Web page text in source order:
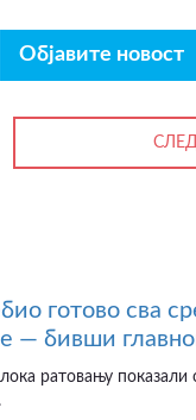
Објавите новост
готово сва
— бивши
ратовању